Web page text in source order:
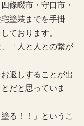
條畷市・守口市・
塗装までを手掛
ております。
「人と人との繋が
返しすることが出
だと思っていま
る！！」というこ